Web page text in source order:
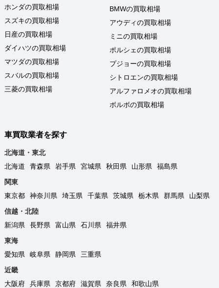
ホンダの買取相場
スズキの買取相場
日産の買取相場
ダイハツの買取相場
マツダの買取相場
スバルの買取相場
三菱の買取相場
BMWの買取相場
アウディの買取相場
ミニの買取相場
ポルシェの買取相場
プジョーの買取相場
シトロエンの買取相場
アルファロメオの買取相場
ボルボの買取相場
車買取業者を探す
北海道・東北
北海道
青森県 岩手県 宮城県 秋田県 山形県
福島県
関東
東京都
神奈川県 埼玉県 千葉県 茨城県 栃木県 群馬県
山梨県
信越・北陸
新潟県
長野県 富山県 石川県
福井県
東海
愛知県
岐阜県 静岡県
三重県
近畿
大阪府
兵庫県 京都府 滋賀県 奈良県
和歌山県